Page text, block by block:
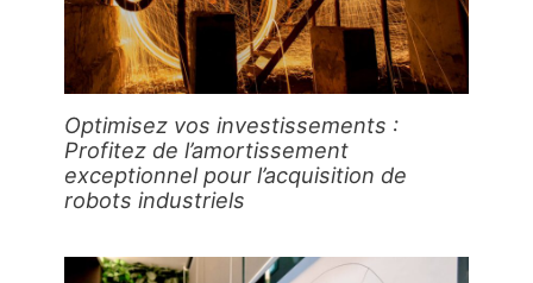
Optimisez vos investissements :
Profitez de l’amortissement
exceptionnel pour l’acquisition de
robots industriels